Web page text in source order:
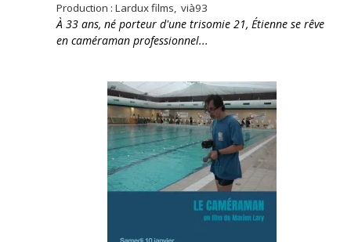
Production : Lardux films, vià93
À 33 ans, né porteur d'une trisomie 21, Étienne se rêve
en caméraman professionnel...